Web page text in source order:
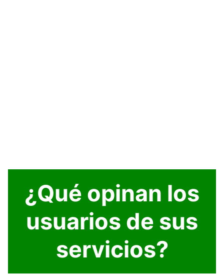
¿Qué opinan los
usuarios de sus
servicios?